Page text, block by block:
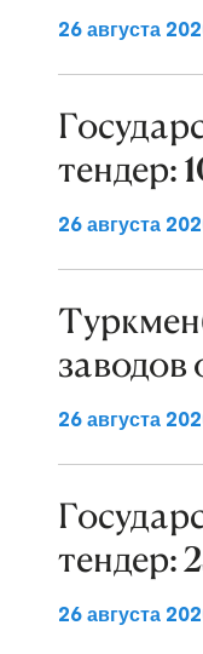
26 августа
тендер:
26 августа
заводов
26 августа
тендер:
26 августа